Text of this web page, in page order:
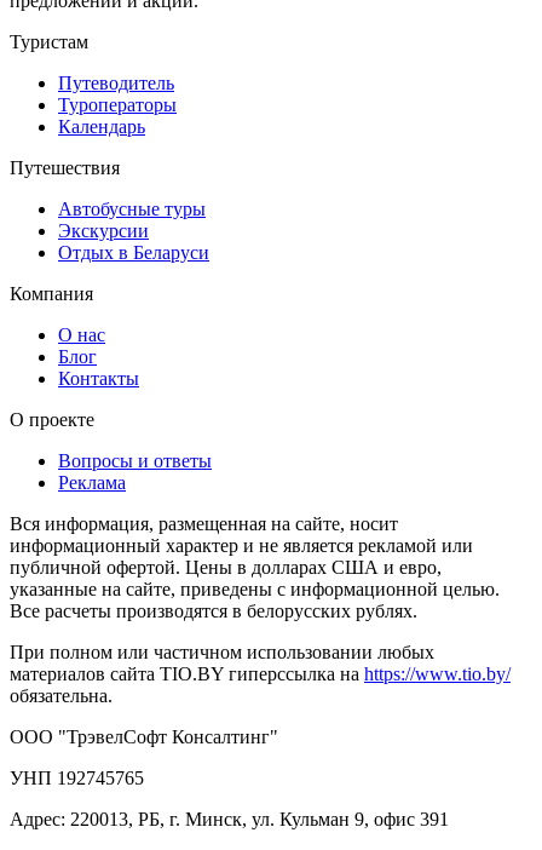
Туристам
Путеводитель
Туроператоры
Календарь
Путешествия
Автобусные туры
Экскурсии
Отдых в Беларуси
Компания
О нас
Блог
Контакты
О проекте
Вопросы и ответы
Реклама
Вся информация, размещенная на сайте, носит
информационный характер и не является рекламой или
публичной офертой. Цены в долларах США и евро,
указанные на сайте, приведены с информационной целью.
Все расчеты производятся в белорусских рублях.
При полном или частичном использовании любых
материалов сайта TIO.BY гиперссылка на https://www.tio.by/
обязательна.
ООО "ТрэвелСофт Консалтинг"
УНП 192745765
Адрес: 220013, РБ, г. Минск, ул. Кульман 9, офис 391